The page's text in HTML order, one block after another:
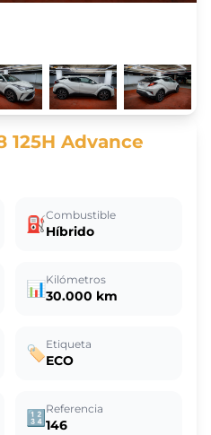
125H Advance
⛽Combustible
Híbrido
📊Kilómetros
30.000 km
🏷️Etiqueta
ECO
🔢 Referencia
146